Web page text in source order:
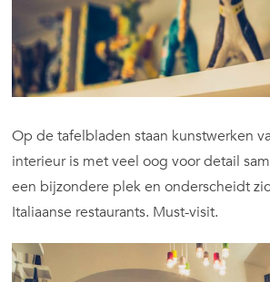
Op de tafelbladen staan kunstwerken
interieur is met veel oog voor detail
een bijzondere plek en onderscheidt
Italiaanse restaurants. Must-visit.